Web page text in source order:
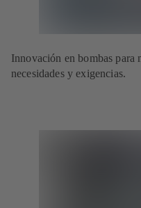
Innovación en bombas para
necesidades y exigencias.